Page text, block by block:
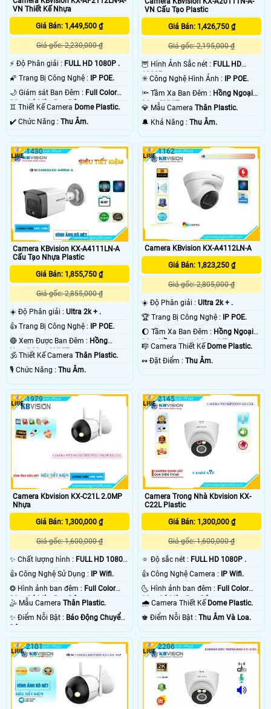
VN Thiết Kế Nhựa
Giá Bán: 1,449,500 ₫
Giá gốc: 2,230,000 ₫
️⚡ Độ Phân giải : FULL HD 1080P .
🌠 Trang Bị Công Nghệ :
IP POE.
🌙 Giám sát Ban Đêm : Full Color
30m Có Màu Ban Ðêm.
♊ Thiết Kế Camera Dome Plastic.
️✔️ Chức Năng : Thu Âm.
VN Cấu Tạo Plastic
Giá Bán: 1,426,750 ₫
Giá gốc: 2,195,000 ₫
🦉 Hình Ảnh Sắc nét : FULL HD
1080P .
✳️ Công Nghệ Hình Ảnh : IP POE.
🔦 Tầm Xa Ban Đêm : Hồng Ngoại
30m ONVIF.
💎 Mẫu CameraThân Plastic.
️🔔 Khả Năng :Thu Âm.
Camera KBvision KX-A4111LN-A
Cấu Tạo Nhựa Plastic
Giá Bán: 1,855,750 ₫
Giá gốc: 2,855,000 ₫
☀️ Độ Phân giải : Ultra 2k + .
👍 Trang Bị Công Nghệ :
IP POE.
🔴 Xem Được Ban Đêm : Hồng
Ngoại 30m ONVIF.
🕉️ Thiết Kế Camera Thân Plastic.
️🎙 Chức Năng : Thu Âm.
1430
Camera KBvision KX-A4112LN-A
Giá Bán: 1,823,250 ₫
Giá gốc: 2,805,000 ₫
☀️ Độ Phân giải :Ultra 2k + .
🏆 Trang Bị Công Nghệ :
IP POE.
🌔 Tầm Xa Ban Đêm : Hồng Ngoại
30m Hồng Ngoại Smart IR.
🎼️ Camera Thiết Kế Dome Plastic.
️↭ Đặt Điểm :Thu Âm.
1162
Camera Kbvision KX-C21L 2.0MP
Nhựa
Giá Bán: 1,300,000 ₫
Giá gốc: 1,600,000 ₫
✨ Chất lượng hình : FULL HD 1080P
👍 Công Nghệ Sử Dụng : IP Wifi.
❂ Hình ảnh ban đêm : Full Color
30m Có Màu Ban Ðêm.
🤹 Mẫu Camera Thân Plastic.
️✨ Điểm Nỗi Bật : Báo Động Chuyển
Động.
1979
Camera Trong Nhà Kbvision KX-
C22L Plastic
Giá Bán: 1,300,000 ₫
Giá gốc: 1,600,000 ₫
🔅 Độ sắc nét : FULL HD 1080P .
👍 Công Nghệ Camera : IP Wifi.
🌜 Hình ảnh ban đêm : Full Color
30m Có Màu Ban Ðêm.
🌧️ Camera Thiết Kế Dome Plastic.
️♚ Điểm Nỗi Bật :Thu Âm Và Loa.
2145
2101 2206